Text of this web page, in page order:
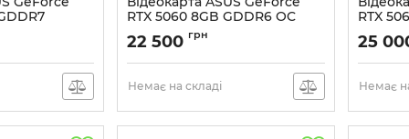
RTX 5060 8GB GDDR6 OC
EVO DUAL-RTX5060-O8G-EVO
Артикул: 90YV0NS0-M0NB00
22 500 грн
Немає на складі
RTX
Артикул:
25
Немає